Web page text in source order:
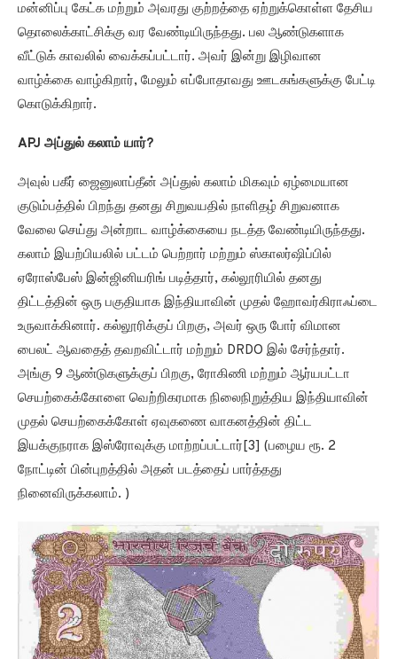
மன்னிப்பு கேட்க மற்றும் அவரது குற்றத்தை ஏற்றுக்கொள்ள தேசிய
தொலைக்காட்சிக்கு வர வேண்டியிருந்தது. பல ஆண்டுகளாக
வீட்டுக் காவலில் வைக்கப்பட்டார். அவர் இன்று இழிவான
வாழ்க்கை வாழ்கிறார், மேலும் எப்போதாவது ஊடகங்களுக்கு பேட்டி
கொடுக்கிறார்.
APJ அப்துல் கலாம் யார்?
அவுல் பகீர் ஜைனுலாப்தீன் அப்துல் கலாம் மிகவும் ஏழ்மையான
குடும்பத்தில் பிறந்து தனது சிறுவயதில் நாளிதழ் சிறுவனாக
வேலை செய்து அன்றாட வாழ்க்கையை நடத்த வேண்டியிருந்தது.
கலாம் இயற்பியலில் பட்டம் பெற்றார் மற்றும் ஸ்காலர்ஷிப்பில்
ஏரோஸ்பேஸ் இன்ஜினியரிங் படித்தார், கல்லூரியில் தனது
திட்டத்தின் ஒரு பகுதியாக இந்தியாவின் முதல் ஹோவர்கிராஃப்டை
உருவாக்கினார். கல்லூரிக்குப் பிறகு, அவர் ஒரு போர் விமான
பைலட் ஆவதைத் தவறவிட்டார் மற்றும் DRDO இல் சேர்ந்தார்.
அங்கு 9 ஆண்டுகளுக்குப் பிறகு, ரோகிணி மற்றும் ஆர்யபட்டா
செயற்கைக்கோளை வெற்றிகரமாக நிலைநிறுத்திய இந்தியாவின்
முதல் செயற்கைக்கோள் ஏவுகணை வாகனத்தின் திட்ட
இயக்குநராக இஸ்ரோவுக்கு மாற்றப்பட்டார்[3] (பழைய ரூ. 2
நோட்டின் பின்புறத்தில் அதன் படத்தைப் பார்த்தது
நினைவிருக்கலாம். )